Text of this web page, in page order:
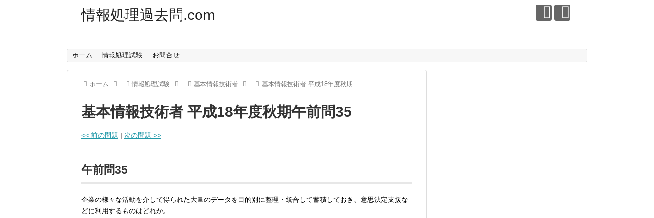
情報処理過去問.com
ホーム 情報処理試験 お問合せ
ホーム 情報処理試験 基本情報技術者 基本情報技術者 平成18年度秋期
基本情報技術者 平成18年度秋期午前問35
<< 前の問題 | 次の問題 >>
午前問35
企業の様々な活動を介して得られた大量のデータを目的別に整理・統合して蓄積しておき、意思決定支援な
どに利用するものはどれか。